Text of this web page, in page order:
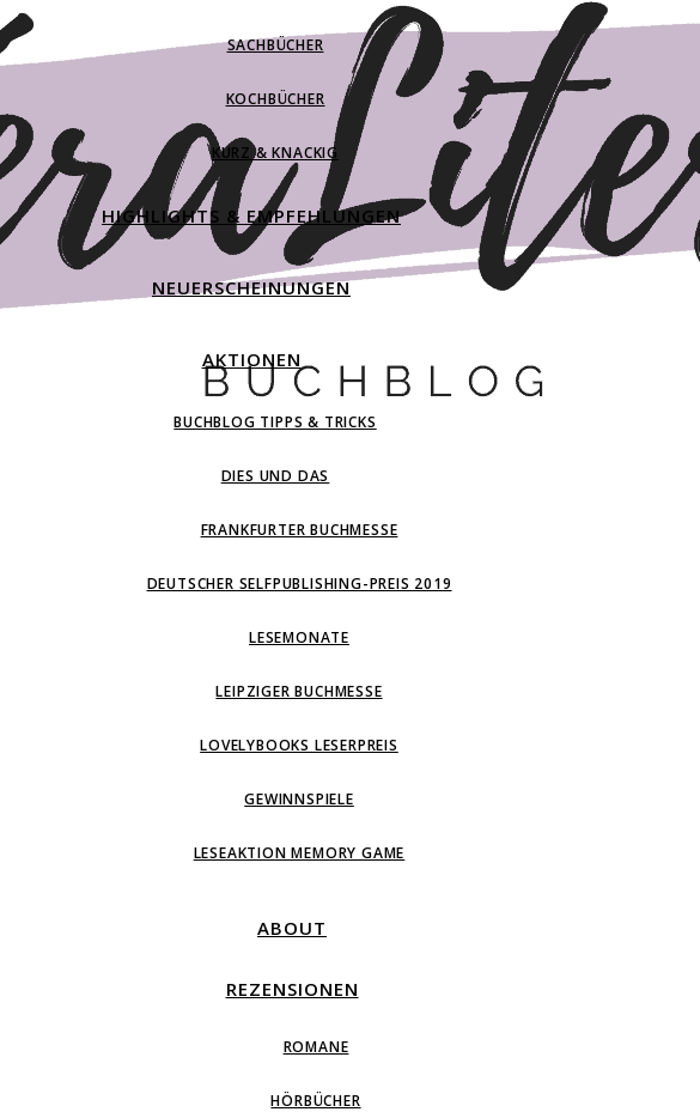
SACHBÜCHER
KOCHBÜCHER
KURZ & KNACKIG
HIGHLIGHTS & EMPFEHLUNGEN
NEUERSCHEINUNGEN
AKTIONEN
BUCHBLOG TIPPS & TRICKS
DIES UND DAS
FRANKFURTER BUCHMESSE
DEUTSCHER SELFPUBLISHING-PREIS 2019
LESEMONATE
LEIPZIGER BUCHMESSE
LOVELYBOOKS LESERPREIS
GEWINNSPIELE
LESEAKTION MEMORY GAME
ABOUT
REZENSIONEN
ROMANE
HÖRBÜCHER